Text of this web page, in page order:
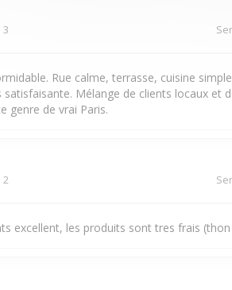
3
Rue calme, terrasse, cuisine
satisfaisante. Mélange de clients locaux et
genre de vrai Paris.
2
excellent, les produits sont tres frais